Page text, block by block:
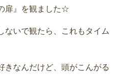
扉』を観ました☆
ないで観たら、これもタイム
きなんだけど、頭がこんがる